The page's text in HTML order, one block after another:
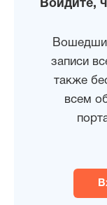
Войдите,
записи
также
всем